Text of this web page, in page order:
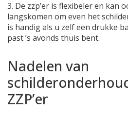
3. De zzp’er is flexibeler en kan
langskomen om even het
is handig als u zelf een drukke
past ’s avonds thuis bent.
Nadelen van
ZZP’er